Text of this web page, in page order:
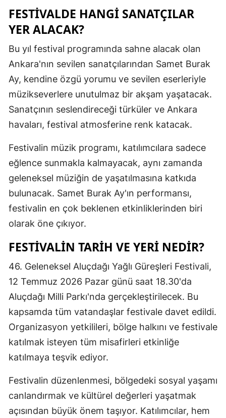
Erzurum
Gaziantep
Gümüşhane
Hakkari
Isparta
Mersin
İstanbul
Kayseri
Kırklareli
Kütahya
Malatya
FESTIVALDE HANGI SANATÇILAR
YER ALACAK?
Bu yıl festival programında sahne alacak olan
Ankara'nın sevilen sanatçılarından Samet Burak
Ay, kendine özgü yorumu ve sevilen eserleriyle
müzikseverlere unutulmaz bir akşam yaşatacak.
Sanatçının seslendireceği türküler ve Ankara
havaları, festival atmosferine renk katacak.
Festivalin müzik programı, katılımcılara sadece
eğlence sunmakla kalmayacak, aynı zamanda
geleneksel müziğin de yaşatılmasına katkıda
bulunacak. Samet Burak Ay'ın performansı,
festivalin en çok beklenen etkinliklerinden biri
olarak öne çıkıyor.
FESTIVALIN TARIH VE YERI NEDIR?
46. Geleneksel Aluçdağı Yağlı Güreşleri Festivali,
12 Temmuz 2026 Pazar günü saat 18.30'da
Aluçdağı Milli Parkı'nda gerçekleştirilecek. Bu
kapsamda tüm vatandaşlar festivale davet edildi.
Organizasyon yetkilileri, bölge halkını ve festivale
katılmak isteyen tüm misafirleri etkinliğe
katılmaya teşvik ediyor.
Festivalin düzenlenmesi, bölgedeki sosyal yaşamı
canlandırmak ve kültürel değerleri yaşatmak
açısından büyük önem taşıyor. Katılımcılar, hem